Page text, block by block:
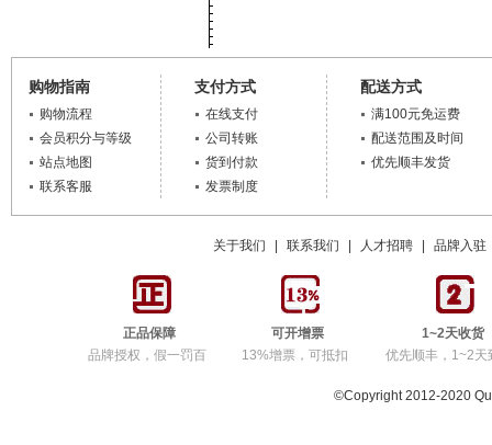
购物指南
购物流程
会员积分与等级
站点地图
联系客服
支付方式
在线支付
公司转账
货到付款
发票制度
配送方式
满100元免运费
配送范围及时间
优先顺丰发货
关于我们 联系我们 人才招聘 品牌入驻
正品保障
品牌授权，假一罚百
可开增票
13%增票，可抵扣
1~2天收货
优先顺丰，1~2天
©Copyright 2012-2020